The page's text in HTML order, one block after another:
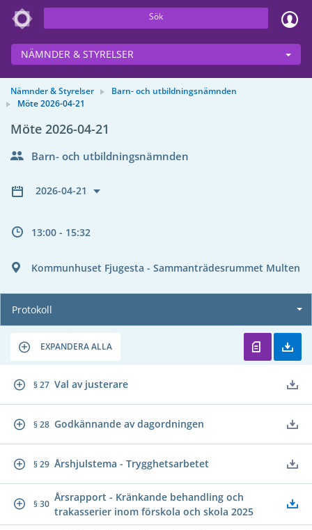
Sök
NÄMNDER & STYRELSER
Nämnder & Styrelser
Barn- och utbildningsnämnden
Möte 2026-04-21
Möte 2026-04-21
Barn- och utbildningsnämnden
2026-04-21
13:00 - 15:32
Kommunhuset Fjugesta - Sammanträdesrummet Multen
Protokoll
EXPANDERA ALLA
§ 27 Val av justerare
§ 28 Godkännande av dagordningen
§ 29 Årshjulstema - Trygghetsarbetet
§ 30
Årsrapport - Kränkande behandling och
trakasserier inom förskola och skola 2025